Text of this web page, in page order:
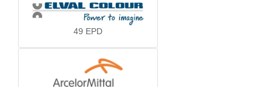
49 EPD